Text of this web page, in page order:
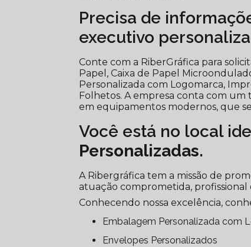
Precisa de
executivo
Conte com a RiberGráfica para
Papel, Caixa de Papel
Personalizada com Logomarca,
Folhetos. A empresa conta com um
em equipamentos modernos, que
Você está no local
Personalizadas.
A Ribergráfica tem a missão de
atuação comprometida, profissional
Conhecendo nossa excelência,
Embalagem Personalizada com
Envelopes Personalizados